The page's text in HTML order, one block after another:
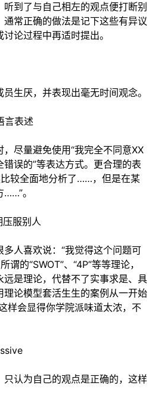
到了与自己相左的观点便打断别
常正确的做法是记下这些有异议
论过程中再适时提出。
厌，并表现出毫无时间观念。
表述
尽量避免使用“我完全不同意XX
错误的”等表达方式。更合理的表
较全面地分析了……，但是在某
。
服别人
人喜欢说：“我觉得这个问题可
谓的“SWOT”、“4P”等等理论，
是理论，代替不了实事求是、具
论模型套活生生的案例从一开始
样会显得你学院派味道太浓，不
认为自己的观点是正确的，这样